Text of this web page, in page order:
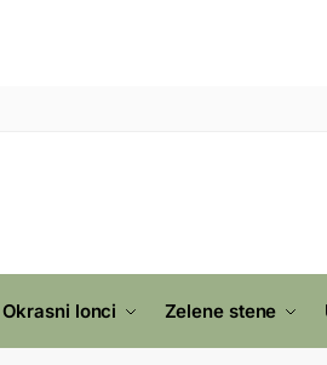
Okrasni lonci Zelene stene